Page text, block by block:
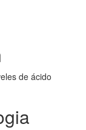
de ácido